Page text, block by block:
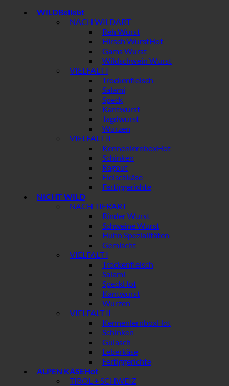
WILD
NACH WILDART
Reh Wurst
Hirsch Wurst
Gams Wurst
Wildschwein Wurst
VIELFALT I
Trockenfleisch
Salami
Speck
Kantwurst
Jagdwurst
Wurzen
VIELFALT II
Kennenlernbox
Schinken
Ragout
Fleischkäse
Fertiggerichte
NICHT WILD
NACH TIERART
Rinder Wurst
Schweine Wurst
Huhn Spezialitäten
Gemischt
VIELFALT I
Trockenfleisch
Salami
Speck
Kantwurst
Wurzen
VIELFALT II
Kennenlernbox
Schinken
Gulasch
Leberkäse
Fertiggerichte
ALPEN KÄSE
TIROL + SCHWEIZ